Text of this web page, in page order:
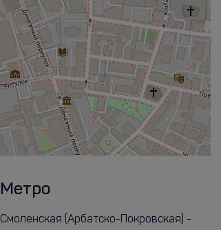
Метро
Смоленская (Арбатско-Покровская) -